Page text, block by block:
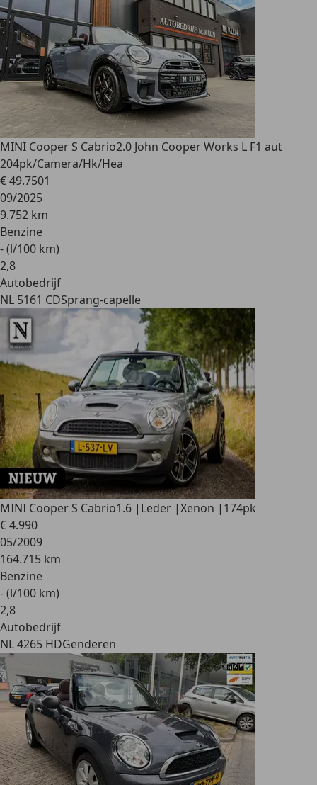
MINI Cooper S Cabrio2.0 John Cooper Works L F1 aut
204pk/Camera/Hk/Hea
€ 49.7501
09/2025
9.752 km
Benzine
- (l/100 km)
2,8
Autobedrijf
NL 5161 CDSprang-capelle
MINI Cooper S Cabrio1.6 |Leder |Xenon |174pk
€ 4.990
05/2009
164.715 km
Benzine
- (l/100 km)
2,8
Autobedrijf
NL 4265 HDGenderen